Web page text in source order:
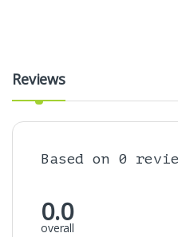
Reviews
Based on 0
0.0
overall